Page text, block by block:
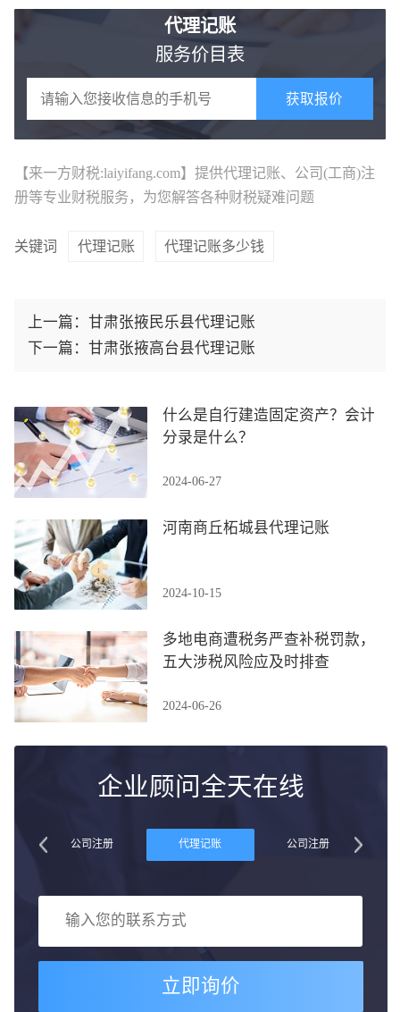
代理记账
服务价目表
获取报价
【来一方财税:laiyifang.com】提供代理记账、公司(工商)注
册等专业财税服务，为您解答各种财税疑难问题
关键词 代理记账 代理记账多少钱
上一篇：甘肃张掖民乐县代理记账
下一篇：甘肃张掖高台县代理记账
什么是自行建造固定资产？会计
分录是什么？
2024-06-27
河南商丘柘城县代理记账
2024-10-15
多地电商遭税务严查补税罚款，
五大涉税风险应及时排查
2024-06-26
企业顾问全天在线
公司注册 代理记账 公司注册
立即询价